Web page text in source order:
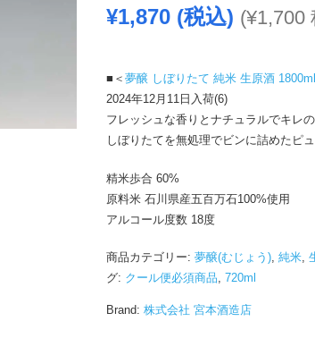
た
米
生
原
酒
(2024.12)
個
¥1,870(税込) (¥1,700
■＜ 夢醸 しぼりたて 純米 生原酒 1800ml
2024年12月11日入荷(6)
フレッシュな香りとナチュラルでキレの
しぼりたてを無処理でビンに詰めたピュ
精米歩合 60%
原料米 石川県産五百万石100%使用
アルコール度数 18度
商品カテゴリー: 夢醸(むじょう), 純米,
グ: クール便必須商品, 720ml
Brand: 株式会社 宮本酒造店